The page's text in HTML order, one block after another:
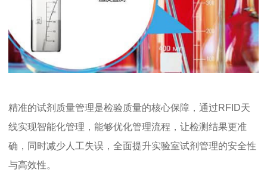
精准的试剂质量管理是检验质量的核心保障，通过RFID天
线实现智能化管理，能够优化管理流程，让检测结果更准
确，同时减少人工失误，全面提升实验室试剂管理的安全性
与高效性。